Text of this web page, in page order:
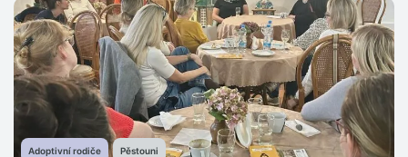
Adoptivní rodiče Pěstouni